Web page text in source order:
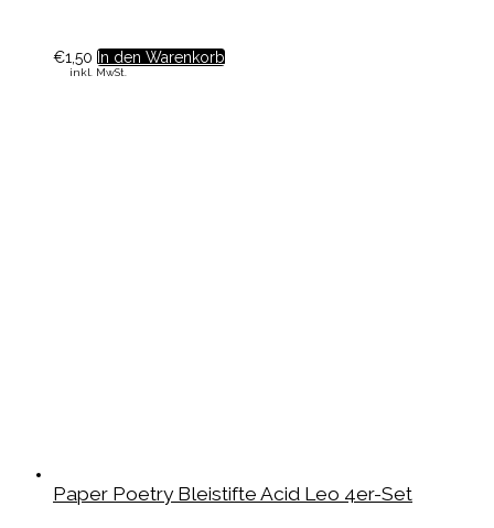
€1,50 In den Warenkorb
inkl. MwSt.
Paper Poetry Bleistifte Acid Leo 4er-Set